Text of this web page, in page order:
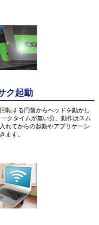
ク起動
転する円盤からヘッドを動かし
クタイムが無い分、動作はスム
れてからの起動やアプリケーシ
ます。